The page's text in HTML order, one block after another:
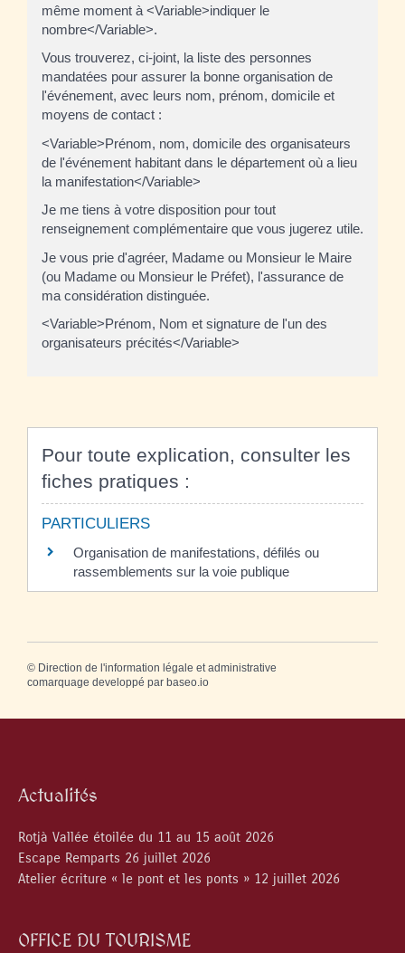
même moment à <Variable>indiquer le
nombre</Variable>.
Vous trouverez, ci-joint, la liste des personnes
mandatées pour assurer la bonne organisation de
l'événement, avec leurs nom, prénom, domicile et
moyens de contact :
<Variable>Prénom, nom, domicile des organisateurs
de l'événement habitant dans le département où a lieu
la manifestation</Variable>
Je me tiens à votre disposition pour tout
renseignement complémentaire que vous jugerez utile.
Je vous prie d'agréer, Madame ou Monsieur le Maire
(ou Madame ou Monsieur le Préfet), l'assurance de
ma considération distinguée.
<Variable>Prénom, Nom et signature de l'un des
organisateurs précités</Variable>
Pour toute explication, consulter les
fiches pratiques :
PARTICULIERS
Organisation de manifestations, défilés ou
rassemblements sur la voie publique
© Direction de l'information légale et administrative
comarquage developpé par baseo.io
Actualités
Rotjà Vallée étoilée du 11 au 15 août 2026
Escape Remparts 26 juillet 2026
Atelier écriture « le pont et les ponts » 12 juillet 2026
OFFICE DU TOURISME